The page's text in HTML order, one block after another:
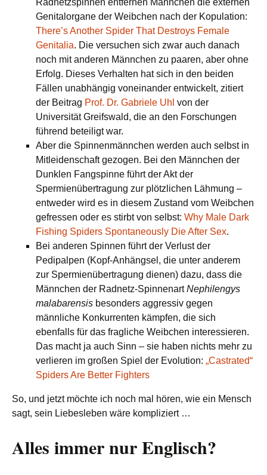
Radnetzspinnen entfernen Männchen die externen
Genitalorgane der Weibchen nach der Kopulation:
There’s Another Spider That Destroys Female
Genitalia. Die versuchen sich zwar auch danach
noch mit anderen Männchen zu paaren, aber ohne
Erfolg. Dieses Verhalten hat sich in den beiden
Fällen unabhängig voneinander entwickelt, zitiert
der Beitrag Prof. Dr. Gabriele Uhl von der
Universität Greifswald, die an den Forschungen
führend beteiligt war.
Aber die Spinnenmännchen werden auch selbst in
Mitleidenschaft gezogen. Bei den Männchen der
Dunklen Fangspinne führt der Akt der
Spermienübertragung zur plötzlichen Lähmung –
entweder wird es in diesem Zustand vom Weibchen
gefressen oder es stirbt von selbst: Why Male Dark
Fishing Spiders Spontaneously Die After Sex.
Bei anderen Spinnen führt der Verlust der
Pedipalpen (Kopf-Anhängsel, die unter anderem
zur Spermienübertragung dienen) dazu, dass die
Männchen der Radnetz-SpinnenartNephilengys
malabarensis besonders aggressiv gegen
männliche Konkurrenten kämpfen, die sich
ebenfalls für das fragliche Weibchen interessieren.
Das macht ja auch Sinn – sie haben nichts mehr zu
verlieren im großen Spiel der Evolution: „Castrated“
Spiders Are Better Fighters
So, und jetzt möchte ich noch mal hören, wie ein Mensch
sagt, sein Liebesleben wäre kompliziert …
Alles immer nur Englisch?